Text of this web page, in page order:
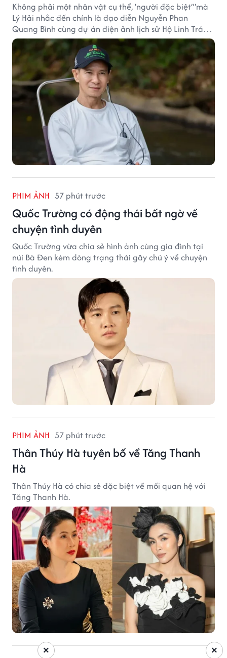
Không phải một nhân vật cụ thể, 'người đặc biệt”'mà
Lý Hải nhắc đến chính là đạo diễn Nguyễn Phan
Quang Bình cùng dự án điện ảnh lịch sử Hộ Linh Tráng
Sĩ: Bí Ẩn Mộ Vua Đinh.
PHIM ẢNH 57 phút trước
Quốc Trường có động thái bất ngờ về
chuyện tình duyên
Quốc Trường vừa chia sẻ hình ảnh cùng gia đình tại
núi Bà Đen kèm dòng trạng thái gây chú ý về chuyện
tình duyên.
PHIM ẢNH 57 phút trước
Thân Thúy Hà tuyên bố về Tăng Thanh
Hà
Thân Thúy Hà có chia sẻ đặc biệt về mối quan hệ với
Tăng Thanh Hà.
×
×